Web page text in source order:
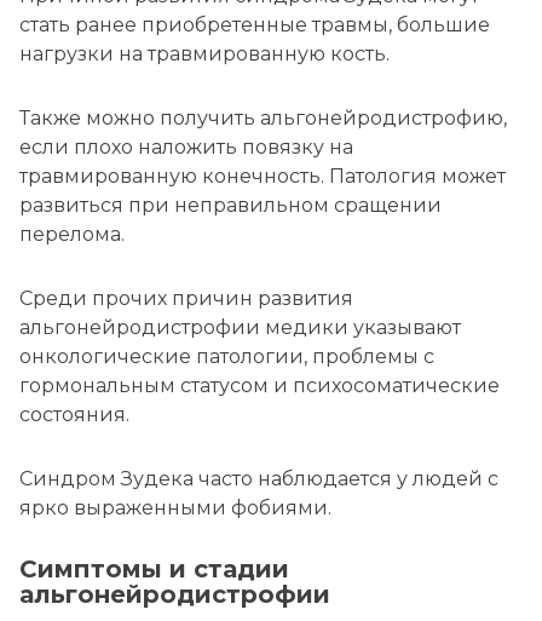
стать ранее приобретенные травмы, большие
нагрузки на травмированную кость.
Также можно получить альгонейродистрофию,
если плохо наложить повязку на
травмированную конечность. Патология может
развиться при неправильном сращении
перелома.
Среди прочих причин развития
альгонейродистрофии медики указывают
онкологические патологии, проблемы с
гормональным статусом и психосоматические
состояния.
Синдром Зудека часто наблюдается у людей с
ярко выраженными фобиями.
Симптомы и стадии
альгонейродистрофии